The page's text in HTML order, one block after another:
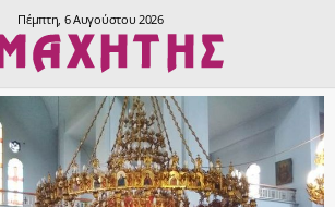
Πέμπτη, 6 Αυγούστου 2026